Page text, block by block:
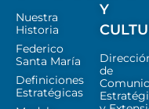
Nuestra
Historia
Federico
Santa María
Definiciones
Estratégicas
Y
de